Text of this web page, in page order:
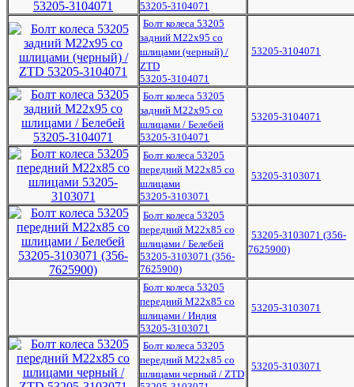
53205-3104071
Болт колеса 53205
задний М22х95 со
шлицами (черный) /
ZTD
53205-3104071
53205-3104071
Болт колеса 53205
задний М22х95 со
шлицами / Белебей
53205-3104071
53205-3104071
Болт колеса 53205
передний М22х85 со
шлицами
53205-3103071
53205-3103071
Болт колеса 53205
передний М22х85 со
шлицами / Белебей
53205-3103071 (356-
7625900)
53205-3103071 (356-
7625900)
Болт колеса 53205
передний М22х85 со
шлицами / Индия
53205-3103071
53205-3103071
Болт колеса 53205
передний М22х85 со
шлицами черный / ZTD
53205-3103071